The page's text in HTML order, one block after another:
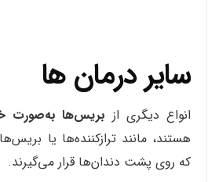
سایر درمان ها
انواع دیگری از بریس‌ها
هستند، مانند ترازکننده‌ها یا
که روی پشت دندان‌ها قرار می‌گیرند.